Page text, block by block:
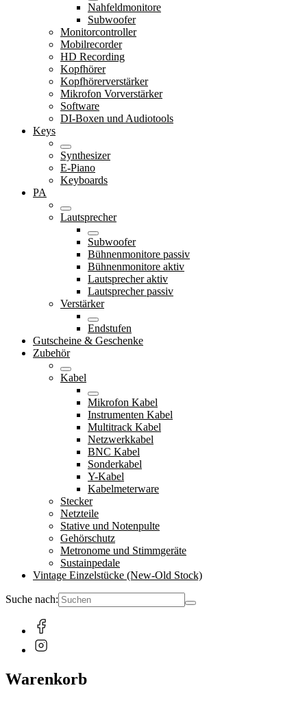
Nahfeldmonitore
Subwoofer
Monitorcontroller
Mobilrecorder
HD Recording
Kopfhörer
Kopfhörerverstärker
Mikrofon Vorverstärker
Software
DI-Boxen und Audiotools
Keys
Synthesizer
E-Piano
Keyboards
PA
Lautsprecher
Subwoofer
Bühnenmonitore passiv
Bühnenmonitore aktiv
Lautsprecher aktiv
Lautsprecher passiv
Verstärker
Endstufen
Gutscheine & Geschenke
Zubehör
Kabel
Mikrofon Kabel
Instrumenten Kabel
Multitrack Kabel
Netzwerkkabel
BNC Kabel
Sonderkabel
Y-Kabel
Kabelmeterware
Stecker
Netzteile
Stative und Notenpulte
Gehörschutz
Metronome und Stimmgeräte
Sustainpedale
Vintage Einzelstücke (New-Old Stock)
Suche nach:
Warenkorb